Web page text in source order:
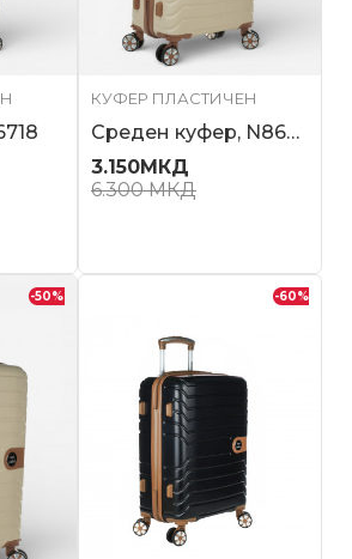
КУФЕР ПЛАСТИЧЕН
Среден куфер, N86719
3.150МКД
6.300МКД
-50% -60%